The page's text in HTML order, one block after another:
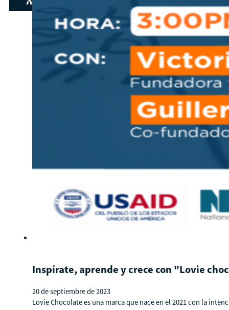
Inspírate, aprende y crece con "Lovie
20 de septiembre de 2023
Lovie Chocolate es una marca que nace en el 2021 con la